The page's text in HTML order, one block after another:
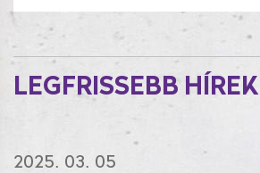
LEGFRISSEBB HÍREK
2025. 03. 05